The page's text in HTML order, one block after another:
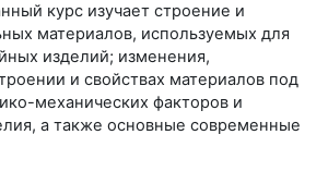
курс изучает строение и
материалов, используемых для
изделий; изменения,
и свойствах материалов под
механических факторов и
а также основные современные